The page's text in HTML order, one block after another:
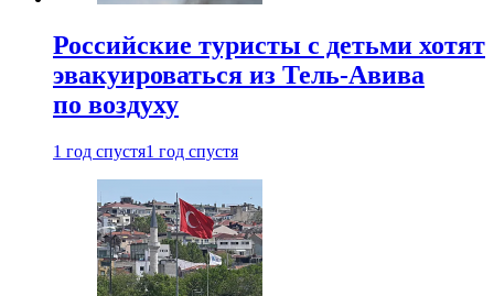
Российские туристы с детьми хотят
эвакуироваться из Тель-Авива
по воздуху
1 год спустя1 год спустя